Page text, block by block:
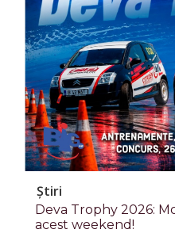
Știri
Deva Trophy 2026:
acest weekend!